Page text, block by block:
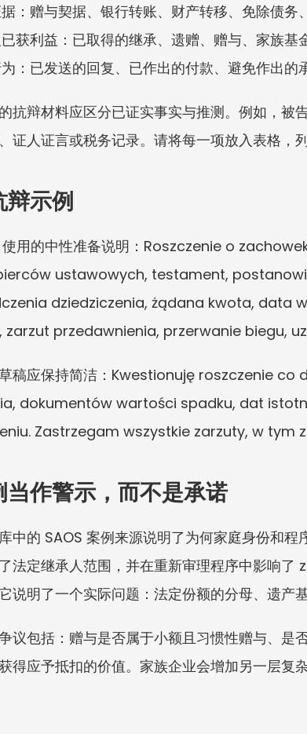
：赠与契据、银行转账、财产转移、免除债务
获利益：已取得的继承、遗赠、赠与、家族基
：已发送的回复、已作出的付款、避免作出的
抗辩材料应区分已证实事实与推测。例如，被
证人证言或税务记录。请将每一项放入表格，
示例
用的中性准备说明：Roszczenie o
ustawowych, testament,
dziedziczenia, żądana kwota, data
zarzut przedawnienia, przerwanie biegu,
稿应保持简洁：Kwestionuję roszczenie
dokumentów wartości spadku, dat
Zastrzegam wszystkie zarzuty, w tym
当作警示，而不是承诺
中的 SAOS 案例来源说明了为何家庭身份和
法定继承人范围，并在重新审理程序中影响
说明了一个实际问题：法定份额的分母、遗产
议包括：赠与是否属于小额且习惯性赠与、
得应予抵扣的价值。家族企业会增加另一层